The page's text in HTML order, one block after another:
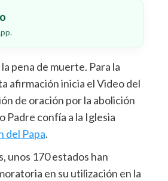
pena de muerte. Para la
afirmación inicia el Video del
de oración por la abolición
Padre confía a la Iglesia
del Papa.
unos 170 estados han
en su utilización en la